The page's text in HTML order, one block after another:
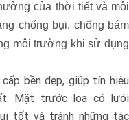
của thời tiết và môi
chống bụi, chống bám
môi trường khi sử dụng
bền đẹp, giúp tín hiệu
Mặt trước loa có lưới
tốt và tránh những tác